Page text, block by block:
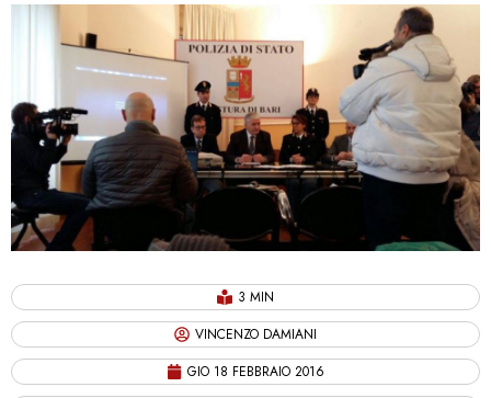
3 MIN
VINCENZO DAMIANI
GIO 18 FEBBRAIO 2016